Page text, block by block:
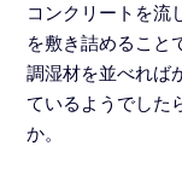
コンクリートを流
を敷き詰めること
調湿材を並べれば
ているようでした
か。